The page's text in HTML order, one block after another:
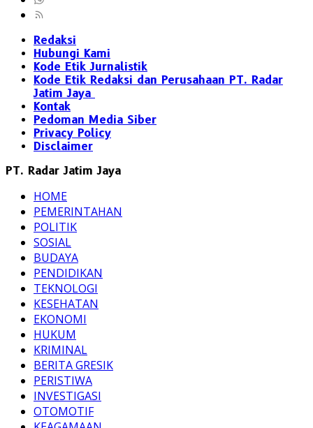
Redaksi
Hubungi Kami
Kode Etik Jurnalistik
Kode Etik Redaksi dan Perusahaan PT. Radar
Jatim Jaya
Kontak
Pedoman Media Siber
Privacy Policy
Disclaimer
PT. Radar Jatim Jaya
HOME
PEMERINTAHAN
POLITIK
SOSIAL
BUDAYA
PENDIDIKAN
TEKNOLOGI
KESEHATAN
EKONOMI
HUKUM
KRIMINAL
BERITA GRESIK
PERISTIWA
INVESTIGASI
OTOMOTIF